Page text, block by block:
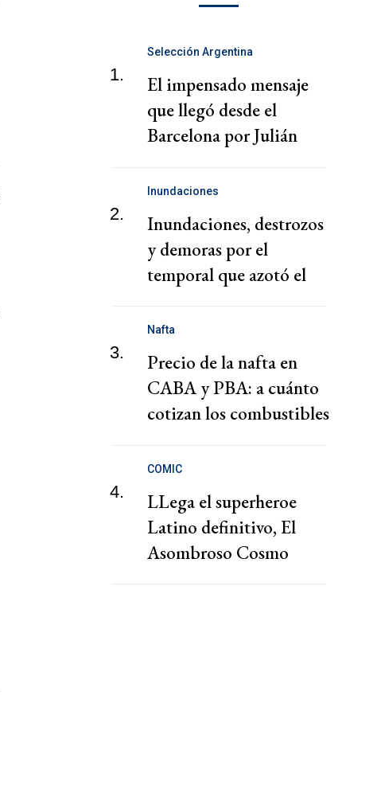
1.
Selección Argentina
El impensado mensaje
que llegó desde el
Barcelona por Julián
2.
Inundaciones
Inundaciones, destrozos
y demoras por el
temporal que azotó el
3.
Nafta
Precio de la nafta en
CABA y PBA: a cuánto
cotizan los combustibles
4.
COMIC
LLega el superheroe
Latino definitivo, El
Asombroso Cosmo